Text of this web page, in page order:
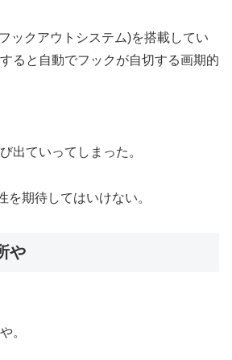
ックアウトシステム)を搭載してい
ると自動でフックが自切する画期的
出ていってしまった。
を期待してはいけない。
や
。